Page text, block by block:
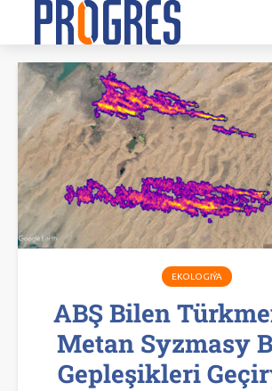
EKOLOGIÝA
ABŞ Bilen
Metan Syzmasy
Gepleşikleri